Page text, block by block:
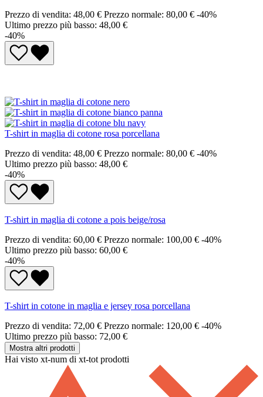
Prezzo di vendita: 48,00 € Prezzo normale: 80,00 € -40%
Ultimo prezzo più basso: 48,00 €
-40%
T-shirt in maglia di cotone rosa porcellana
Prezzo di vendita: 48,00 € Prezzo normale: 80,00 € -40%
Ultimo prezzo più basso: 48,00 €
-40%
T-shirt in maglia di cotone a pois beige/rosa
Prezzo di vendita: 60,00 € Prezzo normale: 100,00 € -40%
Ultimo prezzo più basso: 60,00 €
-40%
T-shirt in cotone in maglia e jersey rosa porcellana
Prezzo di vendita: 72,00 € Prezzo normale: 120,00 € -40%
Ultimo prezzo più basso: 72,00 €
Mostra altri prodotti
Hai visto xt-num di xt-tot prodotti